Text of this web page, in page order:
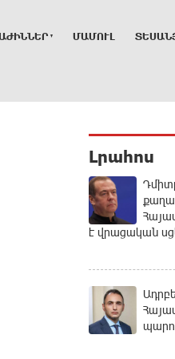
ՄԱՄՈՒԼ
Լրահոս
է վրացական